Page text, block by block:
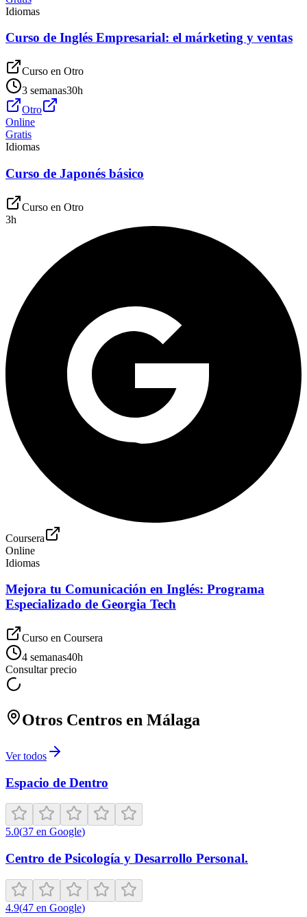
Idiomas
Curso de Inglés Empresarial: el márketing y ventas
Curso en Otro
3 semanas30h
Otro
Online
Gratis
Idiomas
Curso de Japonés básico
Curso en Otro
3h
Coursera
Online
Idiomas
Mejora tu Comunicación en Inglés: Programa
Especializado de Georgia Tech
Curso en Coursera
4 semanas40h
Consultar precio
Otros Centros en Málaga
Ver todos
Espacio de Dentro
5.0(37 en Google)
Centro de Psicología y Desarrollo Personal.
4.9(47 en Google)